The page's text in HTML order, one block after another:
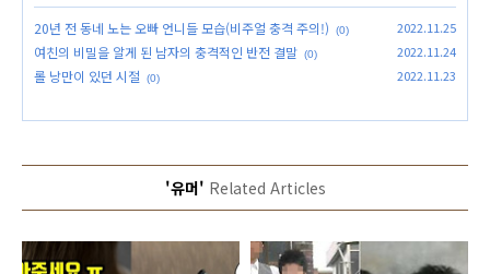
20년 전 동네 노는 오빠 언니들 모습(비주얼 충격 주의!) (0) 2022.11.25
여친의 비밀을 알게 된 남자의 충격적인 반전 결말 (0) 2022.11.24
롤 낭만이 있던 시절 (0) 2022.11.23
'유머' Related Articles